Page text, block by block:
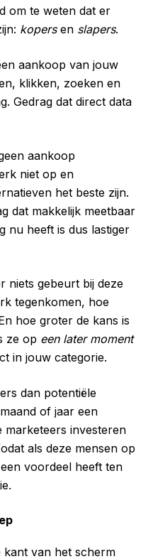
om te weten dat er
kopersen slapers.
aankoop van jouw
klikken, zoeken en
Gedrag dat direct data
aankoop
niet op en
het beste zijn.
dat makkelijk meetbaar
nu heeft is dus lastiger
niets gebeurt bij deze
tegenkomen, hoe
hoe groter de kans is
ze op een later moment
in jouw categorie.
dan potentiële
of jaar een
marketeers investeren
als deze mensen op
voordeel heeft ten
van het scherm